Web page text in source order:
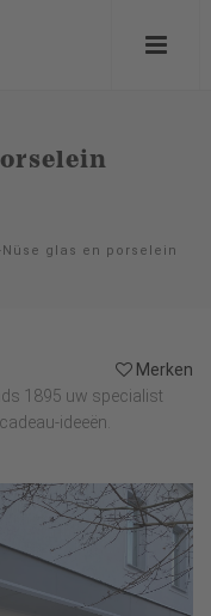
glas en porselein
Merken
1895 uw specialist
ideeën.